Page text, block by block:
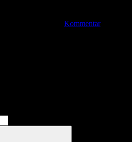
Kommentar